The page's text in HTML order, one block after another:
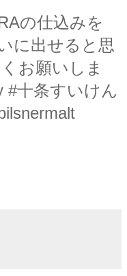
の仕込みを
に出せると思
お願いしま
#十条すいけん